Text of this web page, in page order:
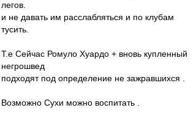
легов.
и не давать им расслабляться и по клубам
тусить.
Т.е Сейчас Ромуло Хуардо + вновь купленный
негрошвед
подходят под определение не зажравшихся .
Возможно Сухи можно воспитать .